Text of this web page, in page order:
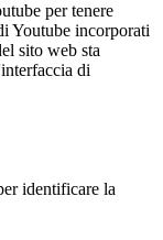
per tenere
Youtube incorporati
sito web sta
di
identificare la